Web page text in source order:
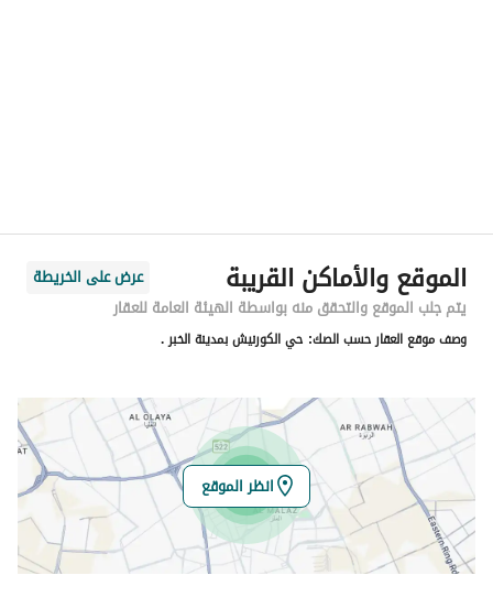
رقم المبنى
6916
الرقم الاضافي
3029
خط العرض
26.323829740389588
خط الطول
50.222063710528694
تفاصيل العقار
نوع الإعلان للبيع
الموقع والأماكن القريبة
عرض على الخريطة
يتم جلب الموقع والتحقق منه بواسطة الهيئة العامة للعقار
وصف موقع العقار حسب الصك: حي الكورنيش بمدينة الخبر .
انظر الموقع